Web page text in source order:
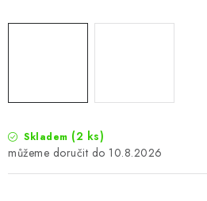
Lov s lodí
Skladem (2 ks)
10.8.2026